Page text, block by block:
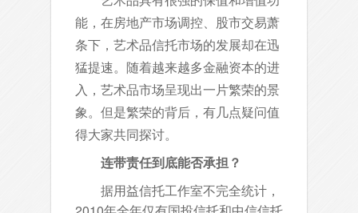
能，在房地产市场调控、股市交易萧
条下，艺术品信托市场的发展却在迅
猛提速。随着越来越多金融资本的进
入，艺术品市场呈现出一片繁荣的景
象。但是繁荣的背后，有几点疑问值
得大家共同探讨。
连带责任到底能否承担？
据用益信托工作室不完全统计，